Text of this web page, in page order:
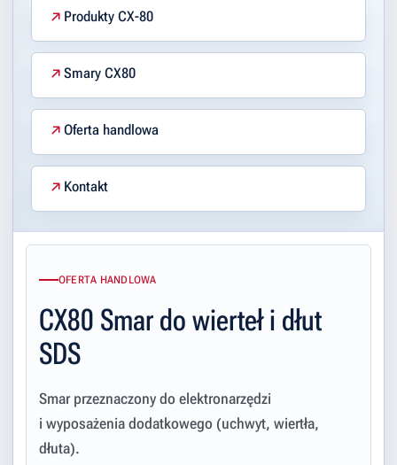
Produkty CX-80
Smary CX80
Oferta handlowa
Kontakt
OFERTA HANDLOWA
CX80 Smar do wierteł i dłut
SDS
Smar przeznaczony do elektronarzędzi
i wyposażenia dodatkowego (uchwyt, wiertła,
dłuta).